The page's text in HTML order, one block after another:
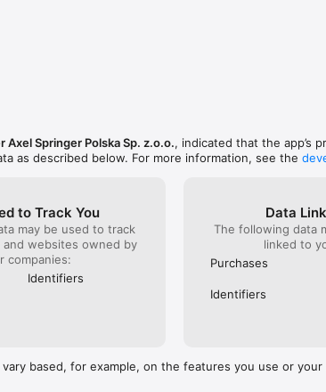
Axel Springer Polska Sp. z.o.o., indicated that the app’s
as described below. For more information, see the
to Track You
may be used to track
and websites owned by
companies:
Identifiers
Data
The following data
linked to
Purchases
Identifiers
vary based, for example, on the features you use or your